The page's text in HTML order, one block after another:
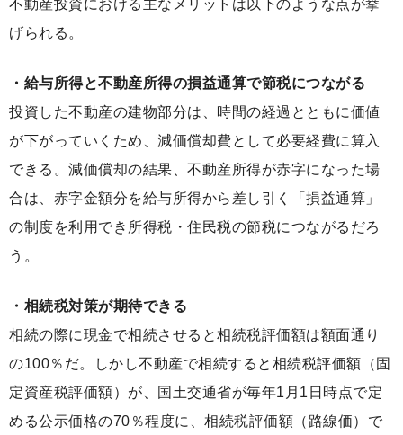
不動産投資における主なメリットは以下のような点が挙
げられる。
・給与所得と不動産所得の損益通算で節税につながる
投資した不動産の建物部分は、時間の経過とともに価値
が下がっていくため、減価償却費として必要経費に算入
できる。減価償却の結果、不動産所得が赤字になった場
合は、赤字金額分を給与所得から差し引く「損益通算」
の制度を利用でき所得税・住民税の節税につながるだろ
う。
・相続税対策が期待できる
相続の際に現金で相続させると相続税評価額は額面通り
の100％だ。しかし不動産で相続すると相続税評価額（固
定資産税評価額）が、国土交通省が毎年1月1日時点で定
める公示価格の70％程度に、相続税評価額（路線価）で